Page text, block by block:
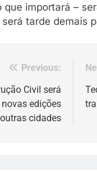
importará –
tarde demais
Previous:
Civil será
edições
cidades